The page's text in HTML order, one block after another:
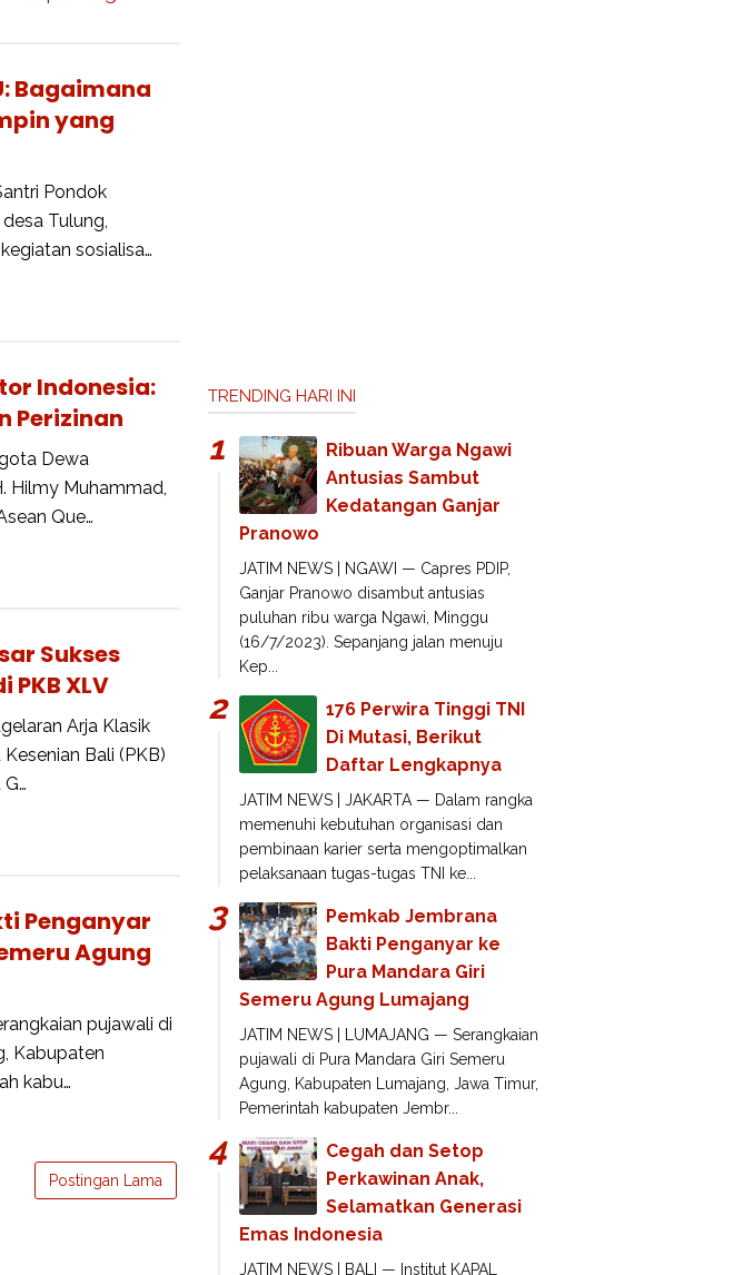
Bagaimana
yang
Pondok
Tulung,
sosialisa…
Indonesia:
Perizinan
Dewa
Hilmy Muhammad,
Que…
Sukses
PKB XLV
Arja Klasik
Bali (PKB)
Penganyar
Agung
pujawali di
Kabupaten
kabu…
Postingan Lama
TRENDING HARI INI
Ribuan Warga Ngawi
Antusias Sambut
Kedatangan Ganjar
Pranowo
JATIM NEWS | NGAWI — Capres PDIP,
Ganjar Pranowo disambut antusias
puluhan ribu warga Ngawi, Minggu
(16/7/2023). Sepanjang jalan menuju
Kep...
176 Perwira Tinggi TNI
Di Mutasi, Berikut
Daftar Lengkapnya
JATIM NEWS | JAKARTA — Dalam rangka
memenuhi kebutuhan organisasi dan
pembinaan karier serta mengoptimalkan
pelaksanaan tugas-tugas TNI ke...
Pemkab Jembrana
Bakti Penganyar ke
Pura Mandara Giri
Semeru Agung Lumajang
JATIM NEWS | LUMAJANG — Serangkaian
pujawali di Pura Mandara Giri Semeru
Agung, Kabupaten Lumajang, Jawa Timur,
Pemerintah kabupaten Jembr...
Cegah dan Setop
Perkawinan Anak,
Selamatkan Generasi
Emas Indonesia
JATIM NEWS | BALI — Institut KAPAL